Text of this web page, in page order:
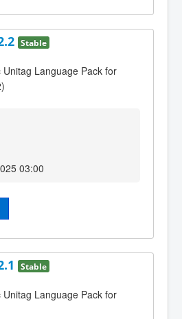
Stable
Language Pack for
03:00
Stable
Language Pack for